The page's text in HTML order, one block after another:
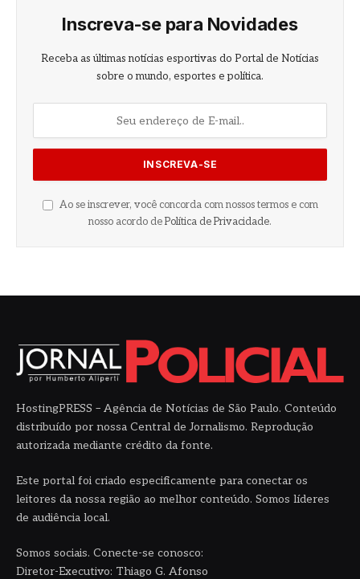
Inscreva-se para Novidades
Receba as últimas notícias esportivas do Portal de Notícias
sobre o mundo, esportes e política.
Ao se inscrever, você concorda com nossos termos e com
nosso acordo de Política de Privacidade.
HostingPRESS – Agência de Notícias de São Paulo. Conteúdo
distribuído por nossa Central de Jornalismo. Reprodução
autorizada mediante crédito da fonte.
Este portal foi criado especificamente para conectar os
leitores da nossa região ao melhor conteúdo. Somos líderes
de audiência local.
Somos sociais. Conecte-se conosco:
Diretor-Executivo: Thiago G. Afonso